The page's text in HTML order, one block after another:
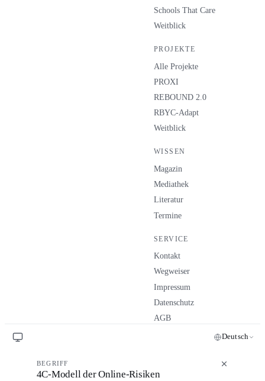
Schools That Care
Weitblick
PROJEKTE
Alle Projekte
PROXI
REBOUND 2.0
RBYC-Adapt
Weitblick
WISSEN
Magazin
Mediathek
Literatur
Termine
SERVICE
Kontakt
Wegweiser
Impressum
Datenschutz
AGB
Deutsch
BEGRIFF
4C-Modell der Online-Risiken